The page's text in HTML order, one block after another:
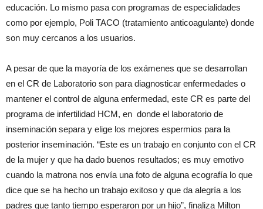
educación. Lo mismo pasa con programas de especialidades
como por ejemplo, Poli TACO (tratamiento anticoagulante) donde
son muy cercanos a los usuarios.
A pesar de que la mayoría de los exámenes que se desarrollan
en el CR de Laboratorio son para diagnosticar enfermedades o
mantener el control de alguna enfermedad, este CR es parte del
programa de infertilidad HCM, en donde el laboratorio de
inseminación separa y elige los mejores espermios para la
posterior inseminación. “Este es un trabajo en conjunto con el CR
de la mujer y que ha dado buenos resultados; es muy emotivo
cuando la matrona nos envía una foto de alguna ecografía lo que
dice que se ha hecho un trabajo exitoso y que da alegría a los
padres que tanto tiempo esperaron por un hijo”, finaliza Milton